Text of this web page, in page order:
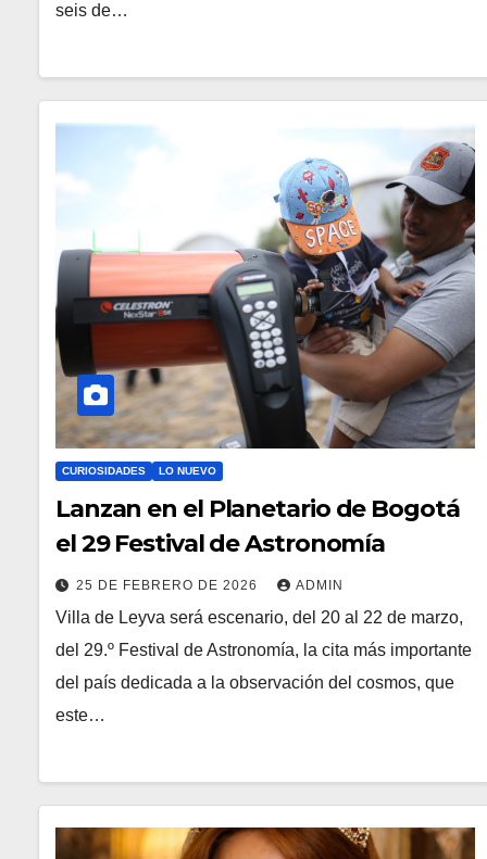
seis de…
CURIOSIDADES LO NUEVO
Lanzan en el Planetario de Bogotá
el 29 Festival de Astronomía
25 DE FEBRERO DE 2026 ADMIN
Villa de Leyva será escenario, del 20 al 22 de marzo,
del 29.º Festival de Astronomía, la cita más importante
del país dedicada a la observación del cosmos, que
este…